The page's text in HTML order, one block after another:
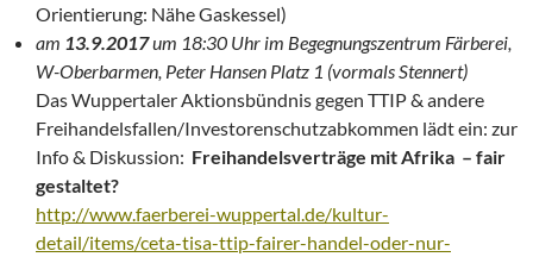
Orientierung: Nähe Gaskessel)
am 13.9.2017um 18:30 Uhr im Begegnungszentrum Färberei,
W-Oberbarmen, Peter Hansen Platz 1 (vormals Stennert)
Das Wuppertaler Aktionsbündnis gegen TTIP & andere
Freihandelsfallen/Investorenschutzabkommen lädt ein: zur
Info & Diskussion: Freihandelsverträge mit Afrika – fair
gestaltet?
http://www.faerberei-wuppertal.de/kultur-
detail/items/ceta-tisa-ttip-fairer-handel-oder-nur-